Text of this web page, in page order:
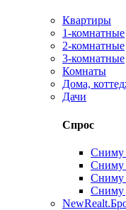
Квартиры
1-комнатные
2-комнатные
3-комнатные
Комнаты
Дома,
Дачи
Спрос
Сниму
Сниму
Сниму
Сниму
New